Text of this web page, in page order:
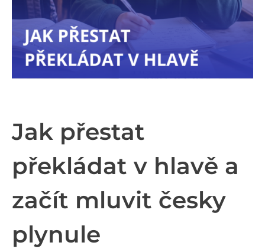
Jak přestat
překládat v hlavě a
začít mluvit česky
plynule